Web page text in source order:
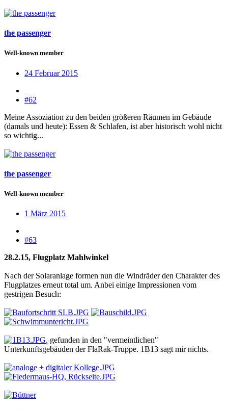
the passenger
Well-known member
24 Februar 2015
#62
Meine Assoziation zu den beiden größeren Räumen im Gebäude
(damals und heute): Essen & Schlafen, ist aber historisch wohl nicht
so wichtig...
the passenger
Well-known member
1 März 2015
#63
28.2.15, Flugplatz Mahlwinkel
Nach der Solaranlage formen nun die Windräder den Charakter des
Flugplatzes erneut total um. Anbei einige Impressionen vom
gestrigen Besuch:
, gefunden in den "vermeintlichen"
Unterkunftsgebäuden der FlaRak-Truppe. 1B13 sagt mir nichts.